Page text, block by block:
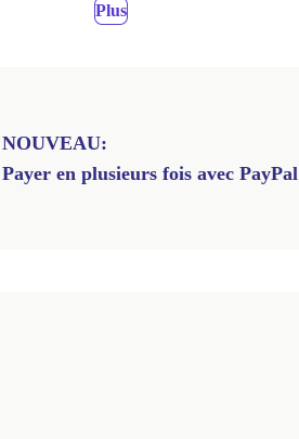
Plus
NOUVEAU:
Payer en plusieurs fois avec PayPal